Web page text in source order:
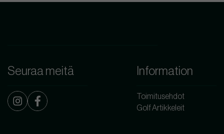
Seuraa meitä Information
Toimitusehdot
Golf Artikkeleit